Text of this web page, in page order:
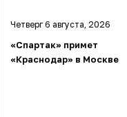
Четверг 6 августа, 2026
«Спартак» примет
«Краснодар» в Москве